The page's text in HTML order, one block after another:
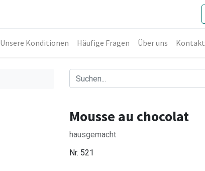
Unsere Konditionen Häufige Fragen Über uns Kontakt
Mousse au chocolat
hausgemacht
Nr. 521